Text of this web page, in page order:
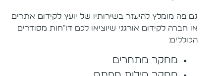
גם פה מומלץ להיעזר בשירותיו של יועץ לקידום אתרים
או חברה לקידום אורגני שיוציאו לכם דו"חות מסודרים
הכוללים:
מחקר מתחרים